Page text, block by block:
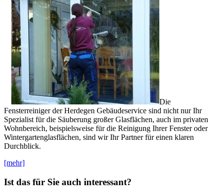
Die
Fensterreiniger der Herdegen Gebäudeservice sind nicht nur Ihr
Spezialist für die Säuberung großer Glasflächen, auch im privaten
Wohnbereich, beispielsweise für die Reinigung Ihrer Fenster oder
Wintergartenglasflächen, sind wir Ihr Partner für einen klaren
Durchblick.
[mehr]
Ist das für Sie auch interessant?